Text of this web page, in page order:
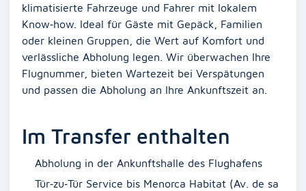
klimatisierte Fahrzeuge und Fahrer mit lokalem
Know‑how. Ideal für Gäste mit Gepäck, Familien
oder kleinen Gruppen, die Wert auf Komfort und
verlässliche Abholung legen. Wir überwachen Ihre
Flugnummer, bieten Wartezeit bei Verspätungen
und passen die Abholung an Ihre Ankunftszeit an.
Im Transfer enthalten
Abholung in der Ankunftshalle des Flughafens
Tür‑zu‑Tür Service bis Menorca Habitat (Av. de sa